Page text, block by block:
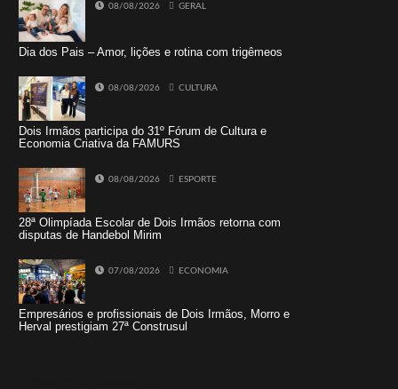
08/08/2026 GERAL
Dia dos Pais – Amor, lições e rotina com trigêmeos
08/08/2026 CULTURA
Dois Irmãos participa do 31º Fórum de Cultura e
Economia Criativa da FAMURS
08/08/2026 ESPORTE
28ª Olimpíada Escolar de Dois Irmãos retorna com
disputas de Handebol Mirim
07/08/2026 ECONOMIA
Empresários e profissionais de Dois Irmãos, Morro e
Herval prestigiam 27ª Construsul